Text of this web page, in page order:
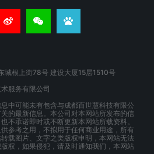
城根上街78号 建设大厦15层1510号
服务有限公司
中可能未有包含与成都百世慧科技有限公
的最新信息。本公司对本网站所发布的信
不承诺即时或不断更新本网站所载资料。
参考之用，不拟用于任何商业用途，所有
载图片、文字之类版权申明，本网站无法
权，如果侵犯，请及时通知我们，本网站